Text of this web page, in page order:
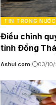
TIN TRONG NƯỚC
Điều chỉnh
tỉnh Đồng
Ashui.com 03/10/